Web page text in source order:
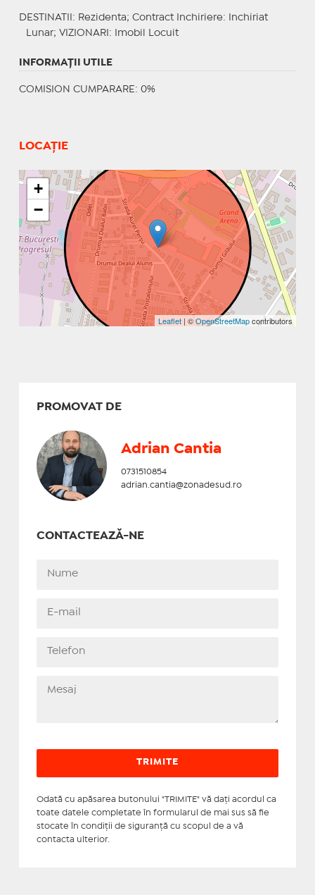
DESTINATII : Rezidenta; Contract Inchiriere: Inchiriat
Lunar; VIZIONARI : Imobil Locuit
INFORMAŢII UTILE
COMISION CUMPARARE: 0%
LOCAȚIE
+
−
Leaflet | ©OpenStreetMapcontributors
PROMOVAT DE
Adrian Cantia
0731510854
adrian.cantia@zonadesud.ro
CONTACTEAZĂ-NE
Odată cu apăsarea butonului "TRIMITE" vă daţi acordul ca
toate datele completate în formularul de mai sus să fie
stocate în condiţii de siguranţă cu scopul de a vă
contacta ulterior.